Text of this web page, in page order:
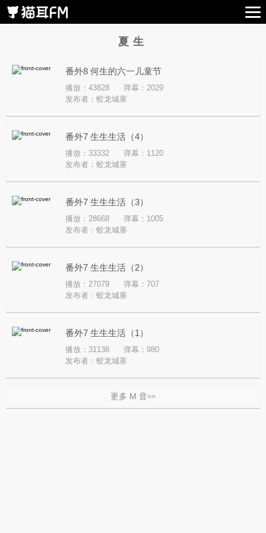
夏生
番外8 何生的六一儿童节
播放：43828
弹幕：2029
发布者： 蛟龙城寨
番外7 生生生活（4）
播放：33332
弹幕：1120
发布者： 蛟龙城寨
番外7 生生生活（3）
播放：28668
弹幕：1005
发布者： 蛟龙城寨
番外7 生生生活（2）
播放：27079
弹幕：707
发布者： 蛟龙城寨
番外7 生生生活（1）
播放：31138
弹幕：980
发布者： 蛟龙城寨
更多 M 音>>